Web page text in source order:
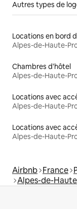
Autres types de
Locations en bord
Alpes-de-Haute-
Chambres d'hôtel
Alpes-de-Haute-
Alpes-de-Haute-
Locations avec
Alpes-de-Haute-
Airbnb France
Alpes-de-